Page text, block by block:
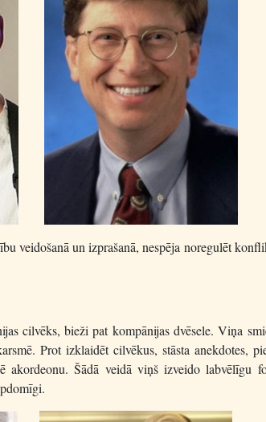
veidošanā un izprašanā, nespēja noregulēt
cilvēks, bieži pat kompānijas dvēsele. Viņa
Prot izklaidēt cilvēkus, stāsta anekdotes,
Šādā veidā viņš izveido labvēlīgu